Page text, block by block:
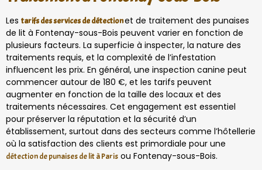
Les tarifs des services de détectionet de traitement des punaises
de lit à Fontenay-sous-Bois peuvent varier en fonction de
plusieurs facteurs. La superficie à inspecter, la nature des
traitements requis, et la complexité de l’infestation
influencent les prix. En général, une inspection canine peut
commencer autour de 180 €, et les tarifs peuvent
augmenter en fonction de la taille des locaux et des
traitements nécessaires. Cet engagement est essentiel
pour préserver la réputation et la sécurité d’un
établissement, surtout dans des secteurs comme l’hôtellerie
où la satisfaction des clients est primordiale pour une
détection de punaises de lit à Paris ou Fontenay-sous-Bois.